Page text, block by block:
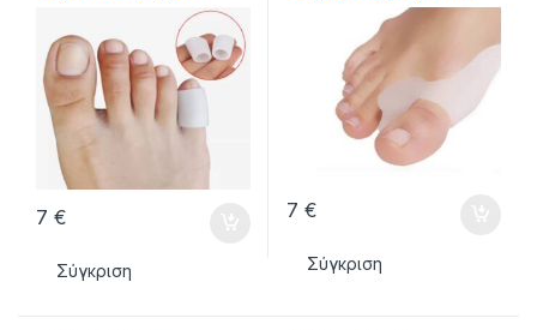
7 €
Σύγκριση
7 €
Σύγκριση